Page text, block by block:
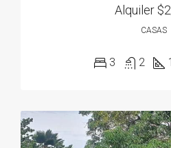
Alquiler
CASAS
3 2